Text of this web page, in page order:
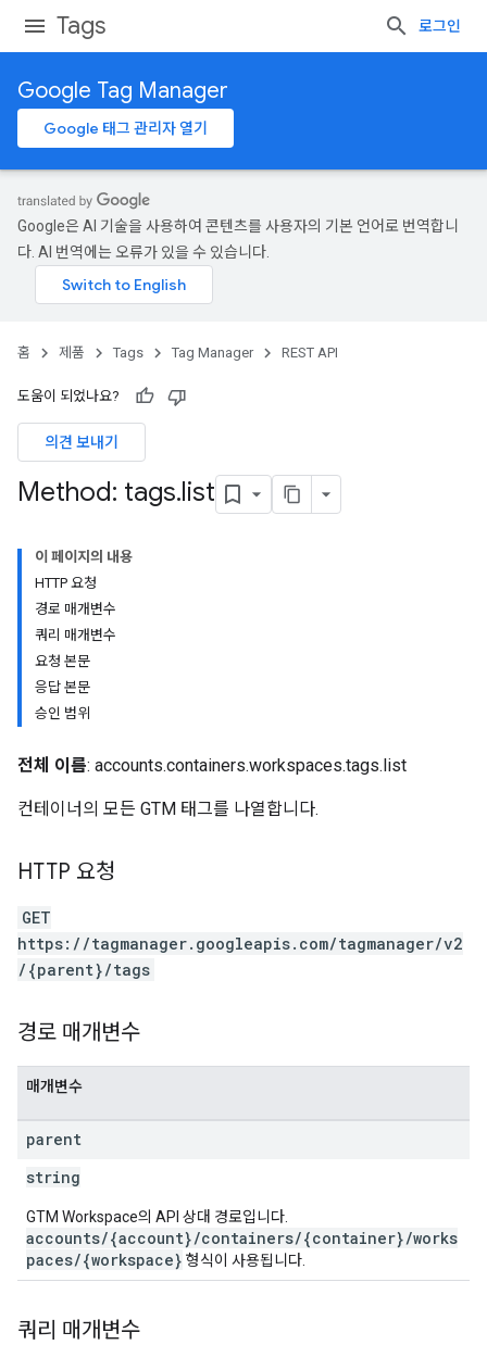
Tags 로그인
Google Tag Manager
Google 태그 관리자 열기
Google은 AI 기술을 사용하여 콘텐츠를 사용자의 기본 언어로 번역합니
다. AI 번역에는 오류가 있을 수 있습니다.
홈 제품 Tags Tag Manager REST API
도움이 되었나요?
의견 보내기
Method: tags.list
이 페이지의 내용
HTTP 요청
경로 매개변수
쿼리 매개변수
요청 본문
응답 본문
승인 범위
전체 이름: accounts.containers.workspaces.tags.list
컨테이너의 모든 GTM 태그를 나열합니다.
HTTP 요청
GET
https://tagmanager.googleapis.com/tagmanager/v2
/{parent}/tags
경로 매개변수
매개변수
parent
string
GTM Workspace의 API 상대 경로입니다.
accounts/{account}/containers/{container}/works
paces/{workspace} 형식이 사용됩니다.
쿼리 매개변수